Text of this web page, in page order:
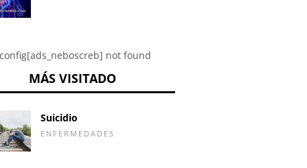
not found
MÁS VISITADO
Suicidio
ENFERMEDADES